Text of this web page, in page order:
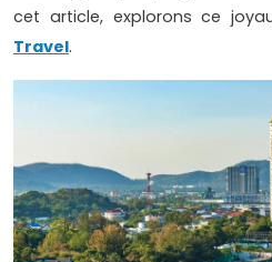
cet article, explorons ce
Travel.